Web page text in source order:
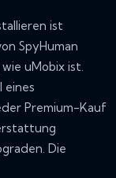
ist
SpyHuman
uMobix ist.
eines
Premium-Kauf
Die